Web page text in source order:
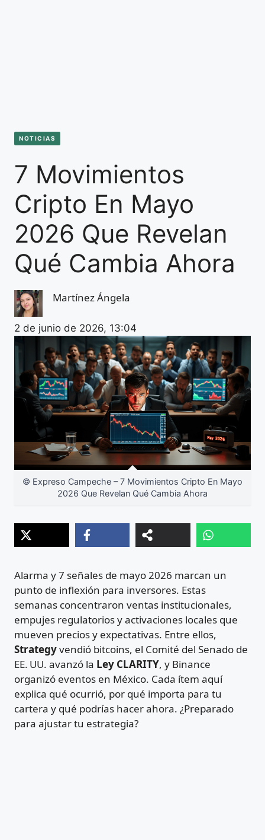
NOTICIAS
7 Movimientos
Cripto En Mayo
2026 Que Revelan
Qué Cambia Ahora
Martínez Ángela
2 de junio de 2026, 13:04
© Expreso Campeche – 7 Movimientos Cripto En Mayo
2026 Que Revelan Qué Cambia Ahora
Alarma y 7 señales de mayo 2026 marcan un
punto de inflexión para inversores. Estas
semanas concentraron ventas institucionales,
empujes regulatorios y activaciones locales que
mueven precios y expectativas. Entre ellos,
Strategyvendió bitcoins, el Comité del Senado de
EE. UU. avanzó la Ley CLARITY, y Binance
organizó eventos en México. Cada ítem aquí
explica qué ocurrió, por qué importa para tu
cartera y qué podrías hacer ahora. ¿Preparado
para ajustar tu estrategia?